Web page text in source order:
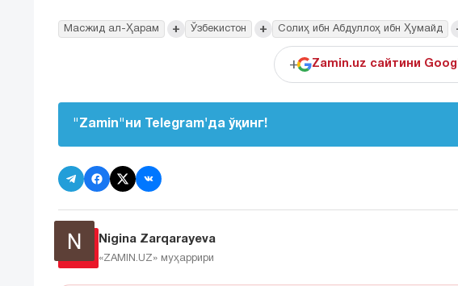
Масжид ал-Ҳарам + Ўзбекистон + Солиҳ ибн Абдуллоҳ ибн Ҳумайд
+ Zamin.uz сайтини
"Zamin"ни Telegram'да ўқинг!
Nigina Zarqarayeva
«ZAMIN.UZ» муҳаррири